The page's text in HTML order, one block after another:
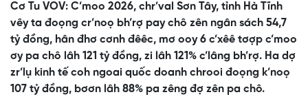
Cơ Tu VOV: C’moo 2026, chr’val Sơn Tây, tỉnh Hà Tĩnh
vêy ta đoọng cr’noọ bh’rợ pay chô zên ngân sách 54,7
tỷ đồng, hân đhơ cơnh đêêc, mơ ooy 6 c’xêê tơợp c’moo
ơy pa chô lâh 121 tỷ đồng, zi lâh 121% c’lâng bh’rợ. Ha dợ
zr’lụ kinh tế coh ngoai quốc doanh chrooi đoọng k’noọ
107 tỷ đồng, bơơn lâh 88% pa zêng đợ zên pa chô.